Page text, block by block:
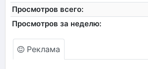
Просмотров всего:
Просмотров за неделю:
Реклама